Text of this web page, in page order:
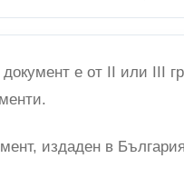
документ е от II или III
издаден в България